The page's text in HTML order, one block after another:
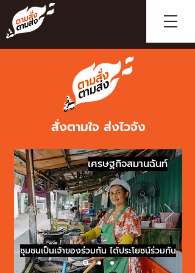
สั่งตามใจ ส่งไวจัง
เศรษฐกิจสมานฉันท์
ชุมชนเป็นเจ้าของร่วมกัน ได้ประโยชน์ร่วมกัน